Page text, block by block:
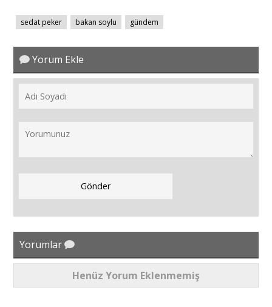
sedat peker bakan soylu gündem
Yorum Ekle
Yorumlar
Henüz Yorum Eklenmemiş